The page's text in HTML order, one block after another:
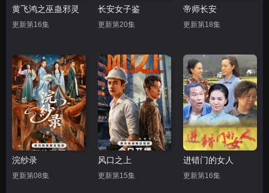
黄飞鸿之巫蛊邪灵
更新第16集
长安女子鉴
更新第20集
帝师长安
更新第18集
浣纱录
更新第08集
风口之上
更新第15集
进错门的女人
更新第16集